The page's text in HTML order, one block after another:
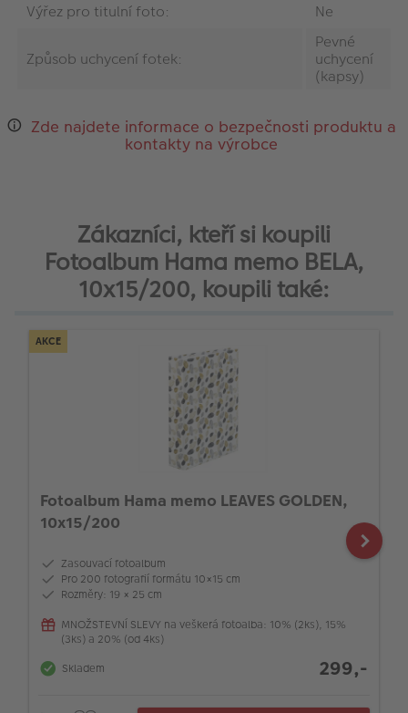
Výřez pro titulní foto:
Ne
Způsob uchycení fotek:
Pevné
uchycení
(kapsy)
Zde najdete informace o bezpečnosti produktu a
kontakty na výrobce
Zákazníci, kteří si koupili
Fotoalbum Hama memo BELA,
10x15/200, koupili také:
AKCE
Fotoalbum Hama memo LEAVES GOLDEN,
10x15/200
Zasouvací fotoalbum
Pro 200 fotografií formátu 10×15 cm
Rozměry: 19 × 25 cm
MNOŽSTEVNÍ SLEVY na veškerá fotoalba: 10% (2ks), 15%
(3ks) a 20% (od 4ks)
Skladem
299,-